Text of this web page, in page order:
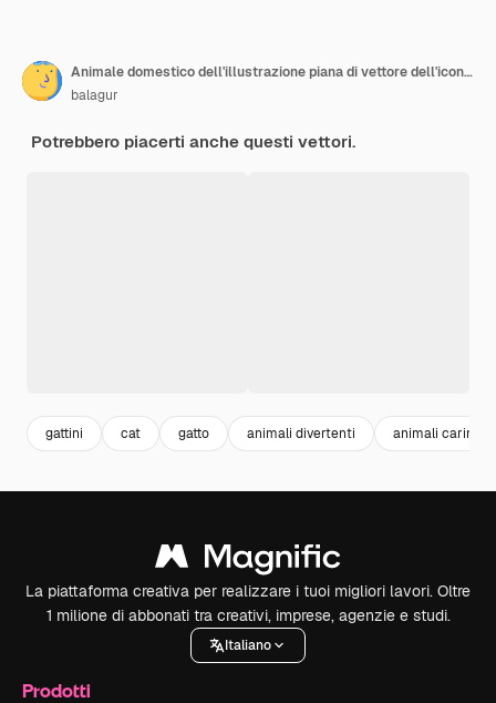
Animale domestico dell'illustrazione piana di vettore dell'icona del gatto
balagur
Potrebbero piacerti anche questi vettori.
gattini cat gatto animali divertenti animali carini
La piattaforma creativa per realizzare i tuoi migliori lavori. Oltre
1 milione di abbonati tra creativi, imprese, agenzie e studi.
Italiano
Prodotti